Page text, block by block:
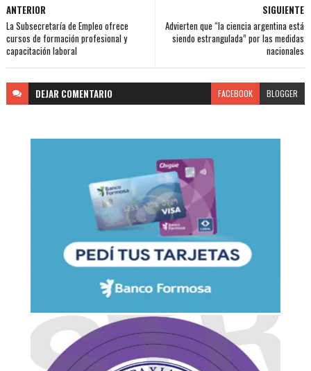
SIGUIENTE
Advierten que “la ciencia argentina está
siendo estrangulada” por las medidas
nacionales
ANTERIOR
La Subsecretaría de Empleo ofrece
cursos de formación profesional y
capacitación laboral
DEJAR COMENTARIO FACEBOOK BLOGGER